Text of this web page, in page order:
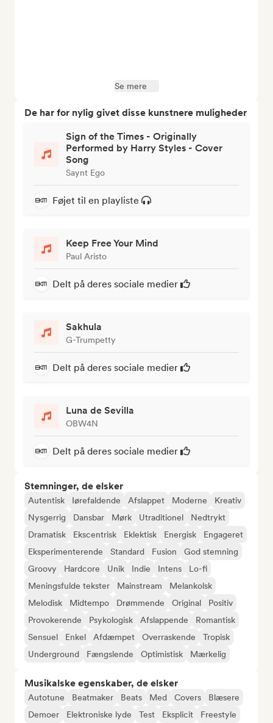
Se mere
De har for nylig givet disse kunstnere muligheder
Sign of the Times - Originally
Performed by Harry Styles - Cover
Song
Saynt Ego
Føjet til en playliste
Keep Free Your Mind
Paul Aristo
Delt på deres sociale medier
Sakhula
G-Trumpetty
Delt på deres sociale medier
Luna de Sevilla
OBW4N
Delt på deres sociale medier
Stemninger, de elsker
Autentisk Iørefaldende Afslappet Moderne
Kreativ
Nysgerrig
Dansbar Mørk Utraditionel
Nedtrykt
Dramatisk
Ekscentrisk Eklektisk Energisk
Engageret
Eksperimenterende
Standard Fusion
God stemning
Groovy
Hardcore Unik Indie Intens
Lo-fi
Meningsfulde tekster
Mainstream
Melankolsk
Melodisk
Midtempo Drømmende Original
Positiv
Provokerende
Psykologisk Afslappende
Romantisk
Sensuel
Enkel Afdæmpet Overraskende
Tropisk
Underground
Fængslende Optimistisk Mærkelig
Musikalske egenskaber, de elsker
Autotune Beatmaker Beats Med Covers
Blæsere
Demoer
Elektroniske lyde Test Eksplicit Freestyle